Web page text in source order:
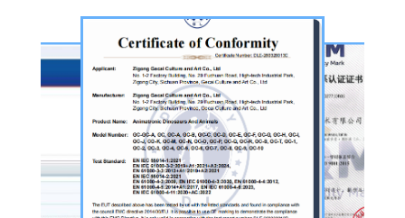
从前期方案设计、场景规划，到中期原料选
择、工序制作，再到后期运输配送、上门安装
调试，形成全流程服务，可用于主题乐园、文
旅景区、科普展馆、商业广场、大型展会、节
庆活动等场景。
公司核心业务为仿真恐龙制作，产品线涵盖静
态展示、动态互动、游乐体验三类。其中，机